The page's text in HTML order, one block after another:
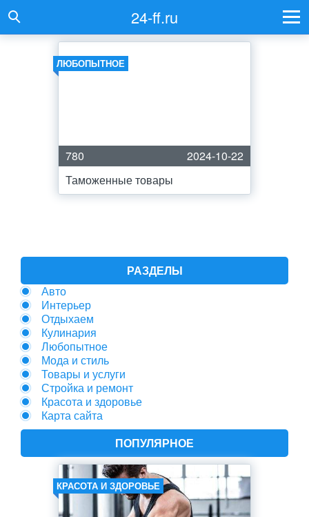
24-ff.ru
ЛЮБОПЫТНОЕ
780
2024-10-22
Таможенные товары
РАЗДЕЛЫ
Авто
Интерьер
Отдыхаем
Кулинария
Любопытное
Мода и стиль
Товары и услуги
Стройка и ремонт
Красота и здоровье
Карта сайта
ПОПУЛЯРНОЕ
КРАСОТА И ЗДОРОВЬЕ